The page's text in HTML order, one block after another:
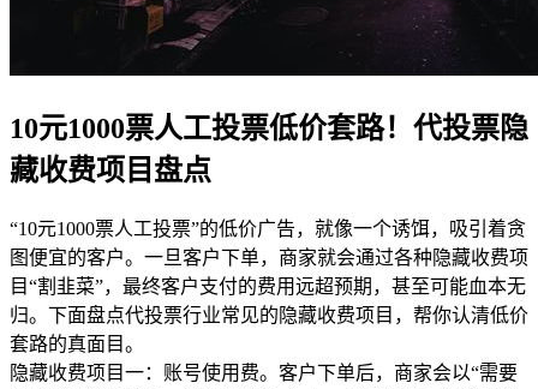
10元1000票人工投票低价套路！代投票隐
藏收费项目盘点
“10元1000票人工投票”的低价广告，就像一个诱饵，吸引着贪
图便宜的客户。一旦客户下单，商家就会通过各种隐藏收费项
目“割韭菜”，最终客户支付的费用远超预期，甚至可能血本无
归。下面盘点代投票行业常见的隐藏收费项目，帮你认清低价
套路的真面目。
隐藏收费项目一：账号使用费。客户下单后，商家会以“需要